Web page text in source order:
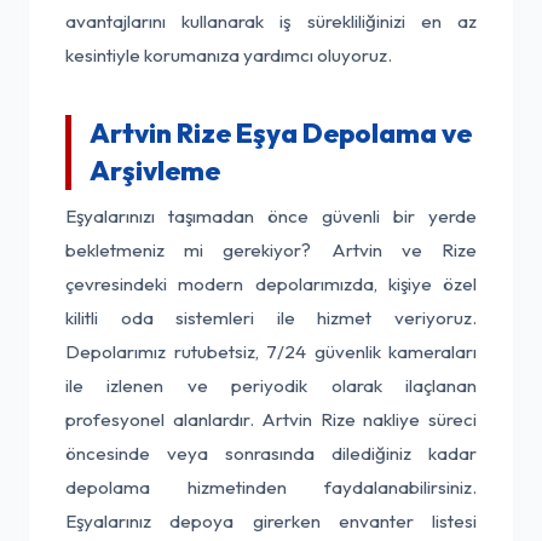
avantajlarını kullanarak iş sürekliliğinizi en az
kesintiyle korumanıza yardımcı oluyoruz.
Artvin Rize Eşya Depolama ve
Arşivleme
Eşyalarınızı taşımadan önce güvenli bir yerde
bekletmeniz mi gerekiyor? Artvin ve Rize
çevresindeki modern depolarımızda, kişiye özel
kilitli oda sistemleri ile hizmet veriyoruz.
Depolarımız rutubetsiz, 7/24 güvenlik kameraları
ile izlenen ve periyodik olarak ilaçlanan
profesyonel alanlardır. Artvin Rize nakliye süreci
öncesinde veya sonrasında dilediğiniz kadar
depolama hizmetinden faydalanabilirsiniz.
Eşyalarınız depoya girerken envanter listesi